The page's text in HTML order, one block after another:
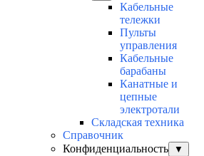
Кабельные
тележки
Пульты
управления
Кабельные
барабаны
Канатные и
цепные
электротали
Складская техника
Справочник
Конфиденциальность
▼